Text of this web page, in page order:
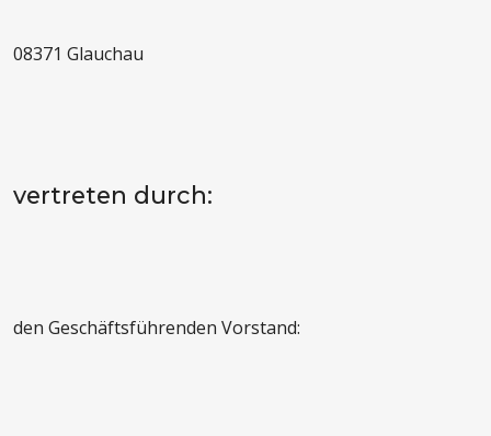
08371 Glauchau
vertreten durch:
den Geschäftsführenden Vorstand: